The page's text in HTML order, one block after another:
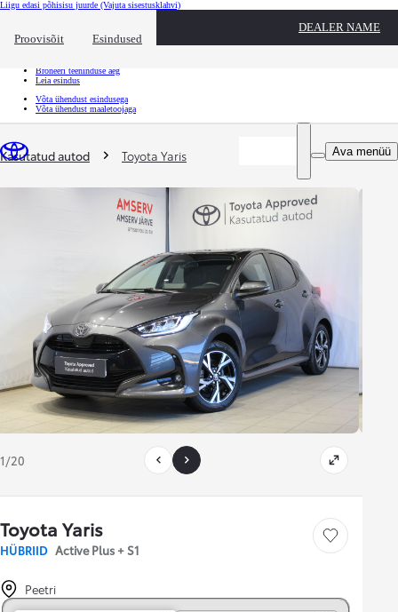
Liigu edasi põhisisu juurde (Vajuta sisestusklahvi)
Proovisõit Esindused
DEALER NAME
Kiirtee Klõpsa kiirtee ülekatte sulgemiseks
Broneeri teeninduse aeg
Leia esindus
Võta ühendust esindusega
Võta ühendust maaletoojaga
Ava menüü
Sina oled siin
Kasutatud autod Toyota Yaris
1/20
Toyota Yaris
HÜBRIID Active Plus + S1
Salvesta
Peetri